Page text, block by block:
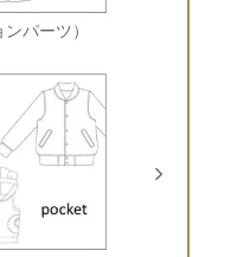
パーツ）